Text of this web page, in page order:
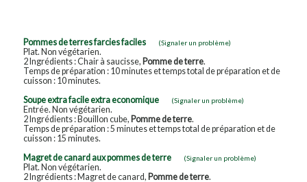
Pommes de terres farcies faciles (Signaler un problème)
Plat. Non végétarien.
2 Ingrédients : Chair à saucisse, Pomme de terre.
Temps de préparation : 10 minutes et temps total de préparation et de
cuisson : 10 minutes.
Soupe extra facile extra economique
(Signaler un problème)
Entrée. Non végétarien.
2 Ingrédients : Bouillon cube, Pomme de terre.
Temps de préparation : 5 minutes et temps total de préparation et de
cuisson : 15 minutes.
Magret de canard aux pommes de terre
(Signaler un problème)
Plat. Non végétarien.
2 Ingrédients : Magret de canard, Pomme de terre.